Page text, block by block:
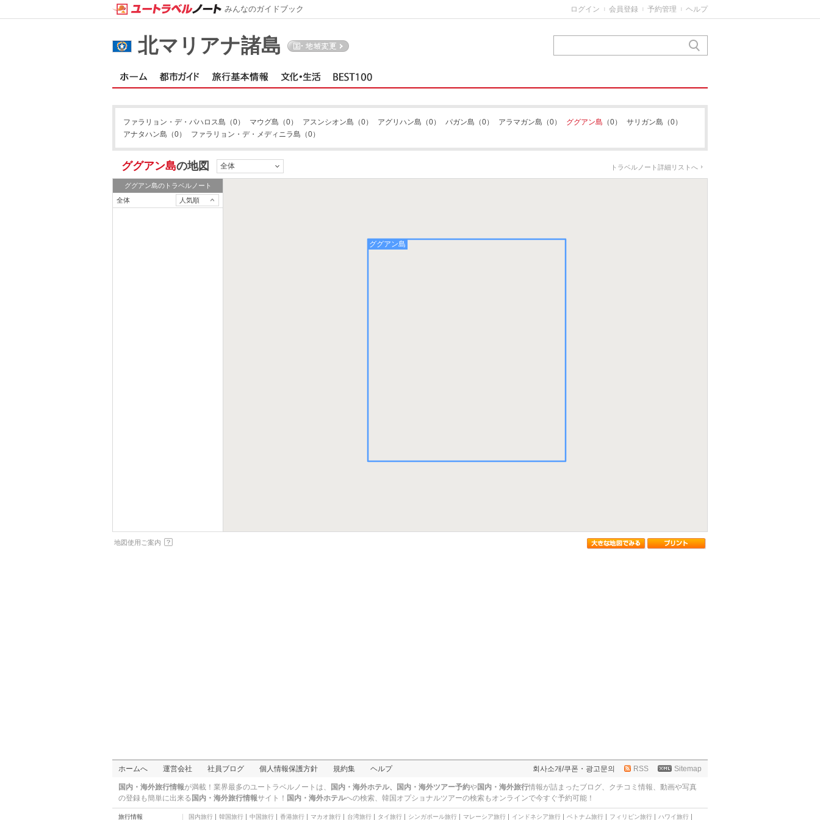
北マリアナ諸島
ファラリョン・デ・パハロス島 （0） マウグ島 （0） アスンシオン島 （0） アグリハン島 （0） パガン島 （0） アラマガン島 （0） ググアン島 （0） サリガン島 （0）
アナタハン島 （0） ファラリョン・デ・メディニラ島 （0）
ググアン島の地図 全体 トラベルノート詳細リストへ
ググアン島のトラベルノート
全体
人気順
ググアン島
地図使用ご案内
みんなのガイドブック ログイン 会員登録 予約管理 ヘルプ
ホームへ 運営会社 社員ブログ 個人情報保護方針 規約集 ヘルプ 회사소개/쿠폰・광고문의 RSS Sitemap
国内・海外旅行情報が満載！業界最多のユートラベルノートは、 国内・海外ホテル、国内・海外ツアー予約や国内・海外旅行情報が詰まったブログ、クチコミ情報、動画や写真
の登録も簡単に出来る 国内・海外旅行情報サイト！ 国内・海外ホテルへの検索、 韓国オプショナルツアーの検索もオンラインで今すぐ予約可能！
旅行情報 国内旅行 韓国旅行 中国旅行 香港旅行 マカオ旅行 台湾旅行 タイ旅行 シンガポール旅行 マレーシア旅行 インドネシア旅行 ベトナム旅行 フィリピン旅行 ハワイ旅行